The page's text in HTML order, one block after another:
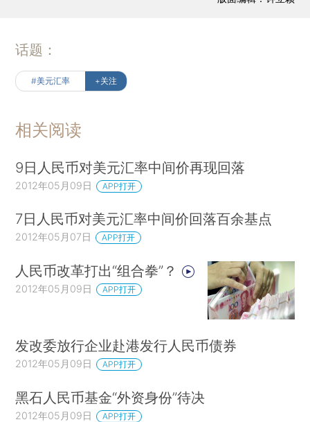
话题：
#美元汇率 +关注
相关阅读
9日人民币对美元汇率中间价再现回落
2012年05月09日 APP打开
7日人民币对美元汇率中间价回落百余基点
2012年05月07日 APP打开
人民币改革打出“组合拳”？
2012年05月09日 APP打开
发改委放行企业赴港发行人民币债券
2012年05月09日 APP打开
黑石人民币基金“外资身份”待决
2012年05月09日 APP打开